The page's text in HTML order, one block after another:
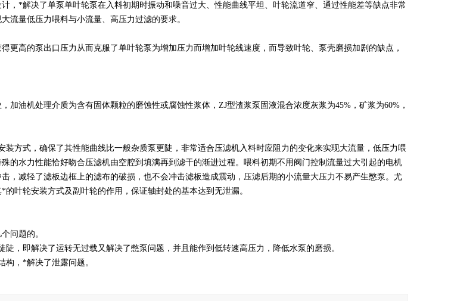
，*解决了单泵单叶轮泵在入料初期时振动和噪音过大、性能曲线平坦、叶轮流道窄、通过性能差等缺点非常
流量低压力喂料与小流量、高压力过滤的要求。
更高的泵出口压力从而克服了单叶轮泵为增加压力而增加叶轮线速度，而导致叶轮、泵壳磨损加剧的缺点，
加油机处理介质为含有固体颗粒的磨蚀性或腐蚀性浆体，ZJ型渣浆泵固液混合浓度灰浆为45%，矿浆为60%，
装方式，确保了其性能曲线比一般杂质泵更陡，非常适合压滤机入料时应阻力的变化来实现大流量，低压力喂
的水力性能恰好吻合压滤机由空腔到填满再到滤干的渐进过程。喂料初期不用阀门控制流量过大引起的电机
，减轻了滤板边框上的滤布的破损，也不会冲击滤板造成震动，压滤后期的小流量大压力不易产生憋泵。尤
叶轮安装方式及副叶轮的作用，保证轴封处的基本达到无泄漏。
问题的。
陡，即解决了运转无过载又解决了憋泵问题，并且能作到低转速高压力，降低水泵的磨损。
构，*解决了泄露问题。